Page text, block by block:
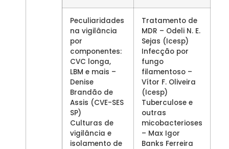
Peculiaridades
na vigilância
por
componentes:
CVC longa,
LBM e mais –
Denise
Brandão de
Assis (CVE-SES
SP)
Culturas de
vigilância e
isolamento de
Tratamento de
MDR – Odeli N. E.
Sejas (Icesp)
Infecção por
fungo
filamentoso –
Vítor F. Oliveira
(Icesp)
Tuberculose e
outras
micobacterioses
– Max Igor
Banks Ferreira